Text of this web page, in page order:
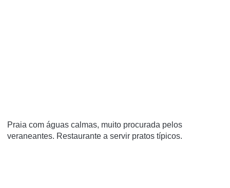
Praia com águas calmas, muito procurada pelos
veraneantes. Restaurante a servir pratos típicos.